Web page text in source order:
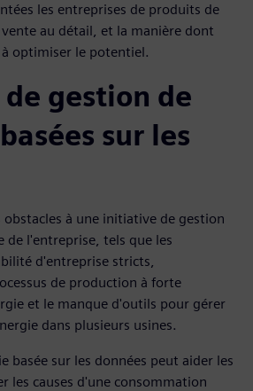
les entreprises de produits de
au détail, et la manière dont
optimiser le potentiel.
gestion de
sur les
à une initiative de gestion
de l'entreprise, tels que les
d'entreprise stricts,
de production à forte
et le manque d'outils pour gérer
dans plusieurs usines.
basée sur les données peut aider les
les causes d'une consommation